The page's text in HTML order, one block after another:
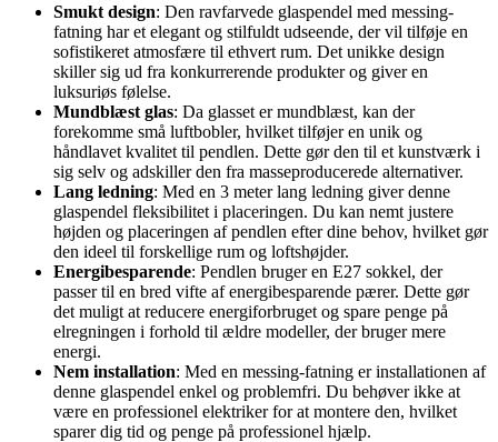
Smukt design: Den ravfarvede glaspendel med messing-
fatning har et elegant og stilfuldt udseende, der vil tilføje en
sofistikeret atmosfære til ethvert rum. Det unikke design
skiller sig ud fra konkurrerende produkter og giver en
luksuriøs følelse.
Mundblæst glas: Da glasset er mundblæst, kan der
forekomme små luftbobler, hvilket tilføjer en unik og
håndlavet kvalitet til pendlen. Dette gør den til et kunstværk i
sig selv og adskiller den fra masseproducerede alternativer.
Lang ledning: Med en 3 meter lang ledning giver denne
glaspendel fleksibilitet i placeringen. Du kan nemt justere
højden og placeringen af pendlen efter dine behov, hvilket gør
den ideel til forskellige rum og loftshøjder.
Energibesparende: Pendlen bruger en E27 sokkel, der
passer til en bred vifte af energibesparende pærer. Dette gør
det muligt at reducere energiforbruget og spare penge på
elregningen i forhold til ældre modeller, der bruger mere
energi.
Nem installation: Med en messing-fatning er installationen af
denne glaspendel enkel og problemfri. Du behøver ikke at
være en professionel elektriker for at montere den, hvilket
sparer dig tid og penge på professionel hjælp.